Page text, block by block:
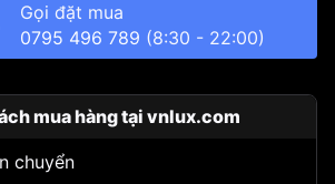
Gọi đặt mua
0795 496 789 (8:30 - 22:00)
mua hàng tại vnlux.com
chuyển